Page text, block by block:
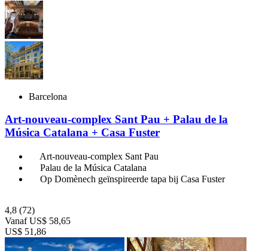
Barcelona
Art-nouveau-complex Sant Pau + Palau de la
Música Catalana + Casa Fuster
Art-nouveau-complex Sant Pau
Palau de la Música Catalana
Op Domènech geïnspireerde tapa bij Casa Fuster
4,8 (72)
Vanaf US$ 58,65
US$ 51,86